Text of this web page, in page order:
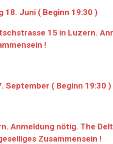
18. Juni ( Beginn 19:30 )
15 in Luzern.
!
September ( Beginn 19:30 )
Anmeldung nötig. The
Zusammensein !